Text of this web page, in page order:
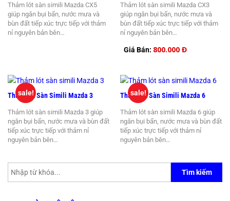
Thảm lót sàn simili Mazda CX5
giúp ngăn bụi bẩn, nước mưa và
bùn đất tiếp xúc trực tiếp với thảm
nỉ nguyên bản bên…
Thảm lót sàn simili Mazda CX3
giúp ngăn bụi bẩn, nước mưa và
bùn đất tiếp xúc trực tiếp với thảm
nỉ nguyên bản bên…
Giá Bán: 800.000 Đ
Thảm Lót Sàn Simili Mazda 3
Thảm lót sàn simili Mazda 3 giúp
ngăn bụi bẩn, nước mưa và bùn đất
tiếp xúc trực tiếp với thảm nỉ
nguyên bản bên…
sale! Thảm Lót Sàn Simili Mazda 6
Thảm lót sàn simili Mazda 6 giúp
ngăn bụi bẩn, nước mưa và bùn đất
tiếp xúc trực tiếp với thảm nỉ
nguyên bản bên…
sale!
Tìm kiếm